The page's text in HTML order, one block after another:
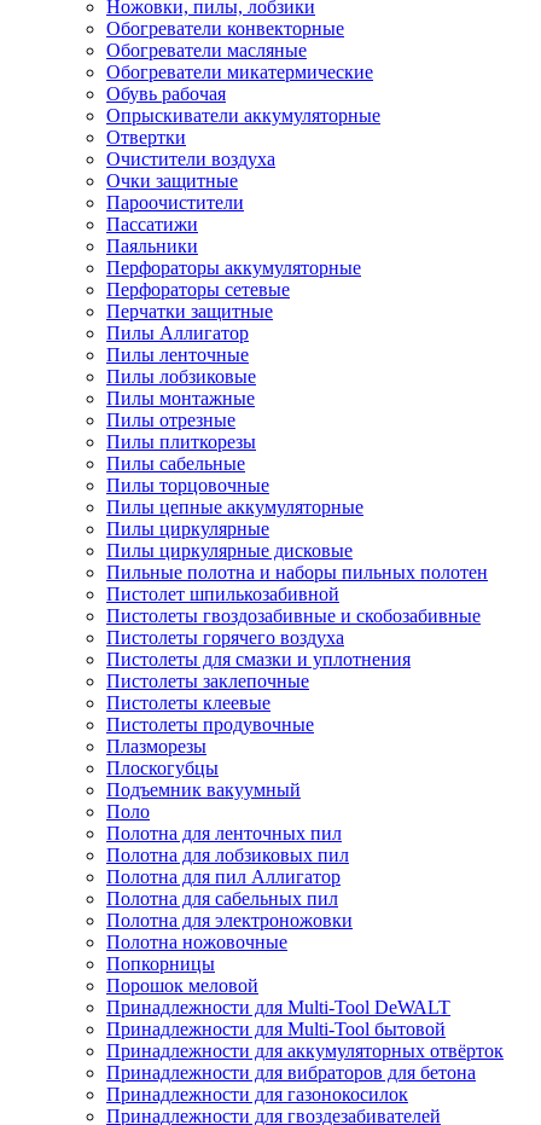
Ножовки, пилы, лобзики
Обогреватели конвекторные
Обогреватели масляные
Обогреватели микатермические
Обувь рабочая
Опрыскиватели аккумуляторные
Отвертки
Очистители воздуха
Очки защитные
Пароочистители
Пассатижи
Паяльники
Перфораторы аккумуляторные
Перфораторы сетевые
Перчатки защитные
Пилы Аллигатор
Пилы ленточные
Пилы лобзиковые
Пилы монтажные
Пилы отрезные
Пилы плиткорезы
Пилы сабельные
Пилы торцовочные
Пилы цепные аккумуляторные
Пилы циркулярные
Пилы циркулярные дисковые
Пильные полотна и наборы пильных полотен
Пистолет шпилькозабивной
Пистолеты гвоздозабивные и скобозабивные
Пистолеты горячего воздуха
Пистолеты для смазки и уплотнения
Пистолеты заклепочные
Пистолеты клеевые
Пистолеты продувочные
Плазморезы
Плоскогубцы
Подъемник вакуумный
Поло
Полотна для ленточных пил
Полотна для лобзиковых пил
Полотна для пил Аллигатор
Полотна для сабельных пил
Полотна для электроножовки
Полотна ножовочные
Попкорницы
Порошок меловой
Принадлежности для Multi-Tool DeWALT
Принадлежности для Multi-Tool бытовой
Принадлежности для аккумуляторных отвёрток
Принадлежности для вибраторов для бетона
Принадлежности для газонокосилок
Принадлежности для гвоздезабивателей